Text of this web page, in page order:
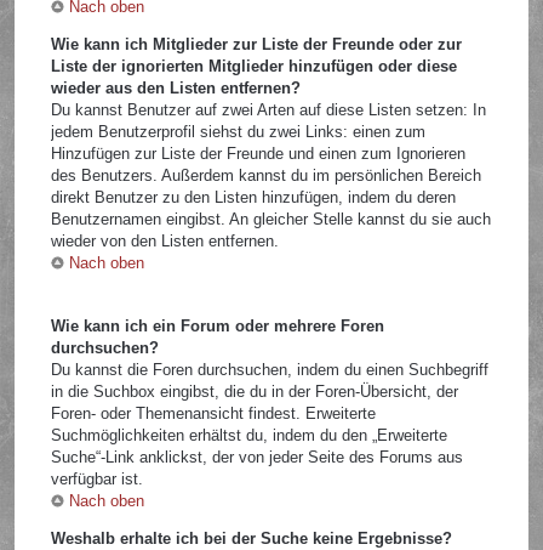
Nach oben
Wie kann ich Mitglieder zur Liste der Freunde oder zur
Liste der ignorierten Mitglieder hinzufügen oder diese
wieder aus den Listen entfernen?
Du kannst Benutzer auf zwei Arten auf diese Listen setzen: In
jedem Benutzerprofil siehst du zwei Links: einen zum
Hinzufügen zur Liste der Freunde und einen zum Ignorieren
des Benutzers. Außerdem kannst du im persönlichen Bereich
direkt Benutzer zu den Listen hinzufügen, indem du deren
Benutzernamen eingibst. An gleicher Stelle kannst du sie auch
wieder von den Listen entfernen.
Nach oben
Wie kann ich ein Forum oder mehrere Foren
durchsuchen?
Du kannst die Foren durchsuchen, indem du einen Suchbegriff
in die Suchbox eingibst, die du in der Foren-Übersicht, der
Foren- oder Themenansicht findest. Erweiterte
Suchmöglichkeiten erhältst du, indem du den „Erweiterte
Suche“-Link anklickst, der von jeder Seite des Forums aus
verfügbar ist.
Nach oben
Weshalb erhalte ich bei der Suche keine Ergebnisse?